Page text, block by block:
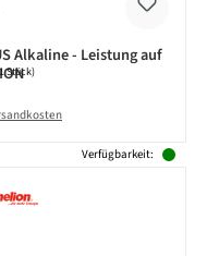
Alkaline - Leistung auf
Stück)
Verfügbarkeit: